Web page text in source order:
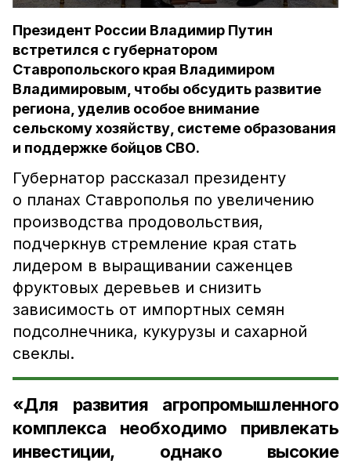
Президент России Владимир Путин
встретился с губернатором
Ставропольского края Владимиром
Владимировым, чтобы обсудить развитие
региона, уделив особое внимание
сельскому хозяйству, системе образования
и поддержке бойцов СВО.
Губернатор рассказал президенту
о планах Ставрополья по увеличению
производства продовольствия,
подчеркнув стремление края стать
лидером в выращивании саженцев
фруктовых деревьев и снизить
зависимость от импортных семян
подсолнечника, кукурузы и сахарной
свеклы.
«Для развития агропромышленного
комплекса необходимо привлекать
инвестиции, однако высокие